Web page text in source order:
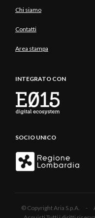
Chi siamo
Contatti
Area stampa
INTEGRATO CON
SOCIO UNICO
© Copyright Aria S.p.A. -